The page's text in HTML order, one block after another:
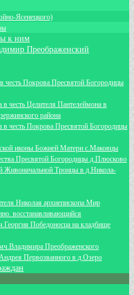
Ясенецкого)
к ним
Преображенский
честь Покрова Пресвятой Богородицы
честь Целителя Пантелеймона в
района
честь Покрова Пресвятой Богородицы
иконы Божией Матери с.Маковцы
Пресвятой Богородицы д.Плюсково
Живоначальной Троицы в д.Никола-
Николая архиепископа Мир
восстанавливающийся
Победоносца на кладбище
Преображенского
Первозванного в д.Озеро